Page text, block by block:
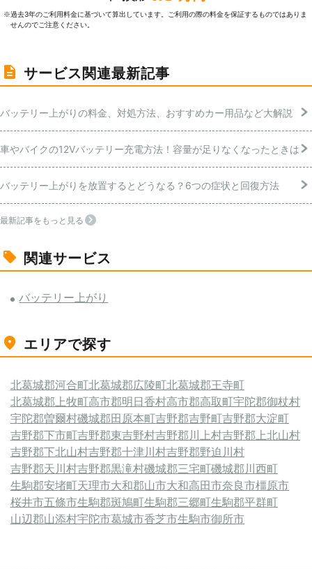
※過去3年のご利⽤料⾦に基づいて算出しています。ご利⽤の際の料⾦を保証するものではありま
せんのでご注意ください。
サービス関連最新記事
バッテリー上がりの料金、対処方法、おすすめカー用品など大解説
車やバイクの12Vバッテリー充電方法！容量が足りなくなったときは
バッテリー上がりを放置するとどうなる？6つの症状と回復方法
最新記事をもっと見る
関連サービス
バッテリー上がり
エリアで探す
北葛城郡河合町北葛城郡広陵町北葛城郡王寺町
北葛城郡上牧町高市郡明日香村高市郡高取町宇陀郡御杖村
宇陀郡曽爾村磯城郡田原本町吉野郡吉野町吉野郡大淀町
吉野郡下市町吉野郡東吉野村吉野郡川上村吉野郡上北山村
吉野郡下北山村吉野郡十津川村吉野郡野迫川村
吉野郡天川村吉野郡黒滝村磯城郡三宅町磯城郡川西町
生駒郡安堵町天理市大和郡山市大和高田市奈良市橿原市
桜井市五條市生駒郡斑鳩町生駒郡三郷町生駒郡平群町
山辺郡山添村宇陀市葛城市香芝市生駒市御所市